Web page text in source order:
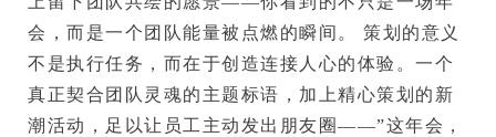
会，而是一个团队能量被点燃的瞬间。
策划的意义
不是执行任务，而在于创造连接人心的体验 。一个
真正契合团队灵魂的主题标语，加上精心策划的新
潮活动，足以让员工主动发出朋友圈——”这年会，